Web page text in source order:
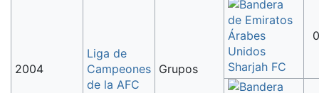
2004
Liga de
Campeones
de la AFC
Grupos Sharjah FC